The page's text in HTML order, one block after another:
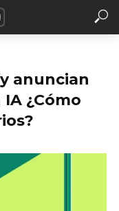
anuncian
¿Cómo